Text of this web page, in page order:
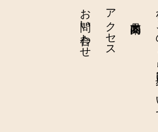
ね
アクセス
お問い合わせ